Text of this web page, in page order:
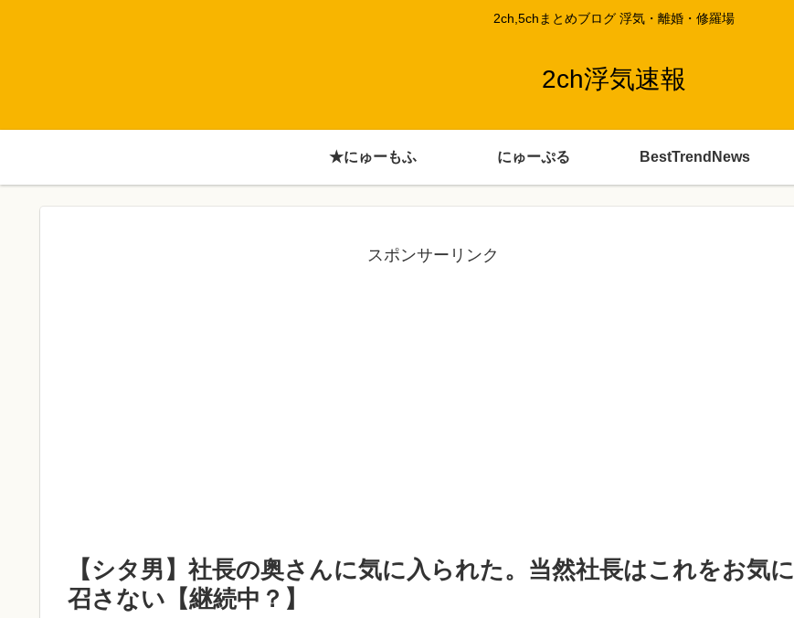
2ch,5chまとめブログ 浮気・離婚・修羅場
2ch浮気速報
★にゅーもふ にゅーぷる BestTrendNews
スポンサーリンク
【シタ男】社長の奥さんに気に入られた。当然社長はこれをお気に
召さない【継続中？】